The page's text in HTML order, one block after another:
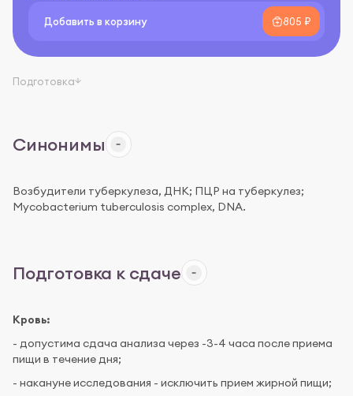
Добавить в корзину 805 ₽
Подготовка
Синонимы
Возбудители туберкулеза, ДНК; ПЦР на туберкулез;
Mycobacterium tuberculosis complex, DNA.
Подготовка к сдаче
Кровь:
- допустима сдача анализа через -3-4 часа после приема
пищи в течение дня;
- накануне исследования - исключить прием жирной пищи;